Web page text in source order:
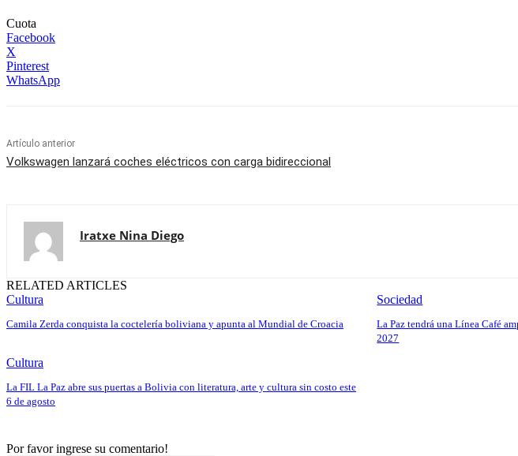
Cuota
Facebook
X
Pinterest
WhatsApp
Artículo anterior
Volkswagen lanzará coches eléctricos con carga bidireccional
Iratxe Nina Diego
RELATED ARTICLES
Cultura
Camila Zerda conquista la coctelería boliviana y apunta al Mundial de Croacia
Sociedad
La Paz tendrá una Línea Café
2027
Cultura
La FIL La Paz abre sus puertas a Bolivia con literatura, arte y cultura sin costo este
6 de agosto
Por favor ingrese su comentario!